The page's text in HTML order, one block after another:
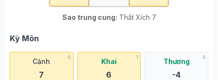
Sao trung cung: Thất Xích 7
Kỳ Môn
6
Cảnh
7
1
Khai
6
8
Thương
-4